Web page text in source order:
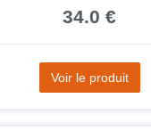
34.0 €
Voir le produit